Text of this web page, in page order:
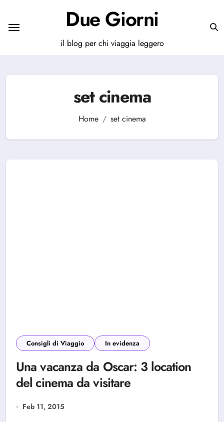
contenuto
Due Giorni
il blog per chi viaggia leggero
set cinema
Home set cinema
Consigli di Viaggio In evidenza
Una vacanza da Oscar: 3 location
del cinema da visitare
Feb 11, 2015